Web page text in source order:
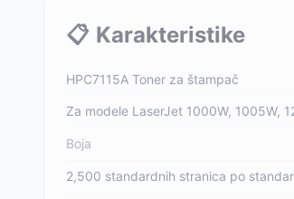
📋 Karakteristike
HPC7115A Toner za štampač
Za modele LaserJet 1000W, 1005W,
Boja
2,500 standardnih stranica po